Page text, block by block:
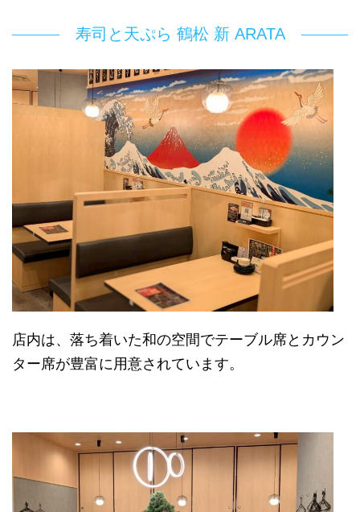
寿司と天ぷら 鶴松 新 ARATA
店内は、落ち着いた和の空間でテーブル席とカウン
ター席が豊富に用意されています。